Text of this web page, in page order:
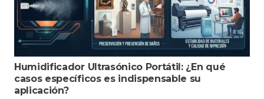
Humidificador Ultrasónico Portátil: ¿En qué
casos específicos es indispensable su
aplicación?